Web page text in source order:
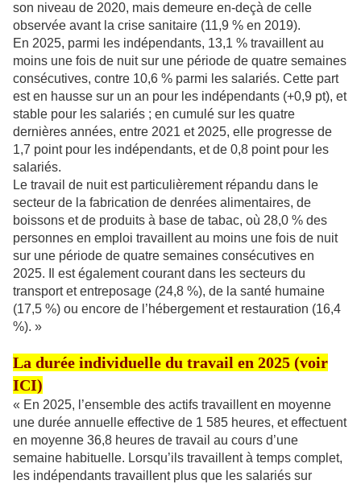
son niveau de 2020, mais demeure en-deçà de celle
observée avant la crise sanitaire (11,9 % en 2019).
En 2025, parmi les indépendants, 13,1 % travaillent au
moins une fois de nuit sur une période de quatre semaines
consécutives, contre 10,6 % parmi les salariés. Cette part
est en hausse sur un an pour les indépendants (+0,9 pt), et
stable pour les salariés ; en cumulé sur les quatre
dernières années, entre 2021 et 2025, elle progresse de
1,7 point pour les indépendants, et de 0,8 point pour les
salariés.
Le travail de nuit est particulièrement répandu dans le
secteur de la fabrication de denrées alimentaires, de
boissons et de produits à base de tabac, où 28,0 % des
personnes en emploi travaillent au moins une fois de nuit
sur une période de quatre semaines consécutives en
2025. Il est également courant dans les secteurs du
transport et entreposage (24,8 %), de la santé humaine
(17,5 %) ou encore de l’hébergement et restauration (16,4
%). »
La durée individuelle du travail en 2025 (voir
ICI)
« En 2025, l’ensemble des actifs travaillent en moyenne
une durée annuelle effective de 1 585 heures, et effectuent
en moyenne 36,8 heures de travail au cours d’une
semaine habituelle. Lorsqu’ils travaillent à temps complet,
les indépendants travaillent plus que les salariés sur